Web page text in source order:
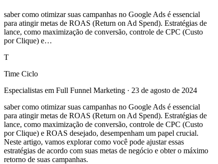
saber como otimizar suas campanhas no Google Ads é essencial
para atingir metas de ROAS (Return on Ad Spend). Estratégias de
lance, como maximização de conversão, controle de CPC (Custo
por Clique) e…
T
Time Ciclo
Especialistas em Full Funnel Marketing · 23 de agosto de 2024
saber como otimizar suas campanhas no Google Ads é essencial
para atingir metas de ROAS (Return on Ad Spend). Estratégias de
lance, como maximização de conversão, controle de CPC (Custo
por Clique) e ROAS desejado, desempenham um papel crucial.
Neste artigo, vamos explorar como você pode ajustar essas
estratégias de acordo com suas metas de negócio e obter o máximo
retorno de suas campanhas.